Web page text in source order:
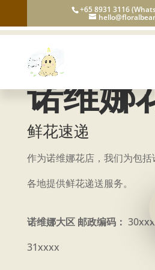
+65 8931 3116
诺维娜
鲜花速递
作为诺维娜花店，我们为包
各地提供鲜花递送服务。
诺维娜大区 邮政编码：
31xxxx